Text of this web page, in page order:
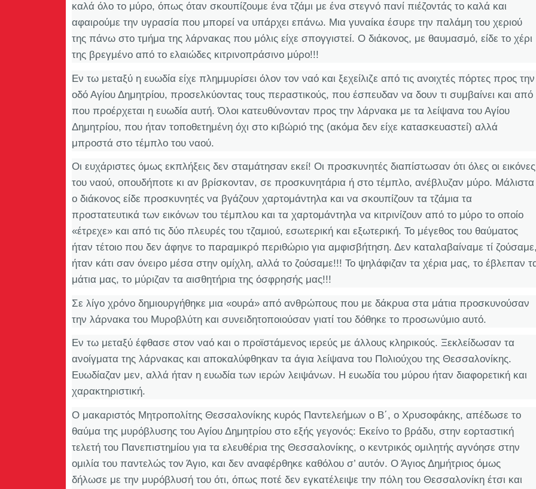
καλά όλο το μύρο, όπως όταν σκουπίζουμε ένα τζάμι με ένα στεγνό πανί πιέζοντάς το καλά και
αφαιρούμε την υγρασία που μπορεί να υπάρχει επάνω. Μια γυναίκα έσυρε την παλάμη του χεριού
της πάνω στο τμήμα της λάρνακας που μόλις είχε σπογγιστεί. Ο διάκονος, με θαυμασμό, είδε το χέρι
της βρεγμένο από το ελαιώδες κιτρινοπράσινο μύρο!!!
Εν τω μεταξύ η ευωδία είχε πλημμυρίσει όλον τον ναό και ξεχείλιζε από τις ανοιχτές πόρτες προς την
οδό Αγίου Δημητρίου, προσελκύοντας τους περαστικούς, που έσπευδαν να δουν τι συμβαίνει και από
που προέρχεται η ευωδία αυτή. Όλοι κατευθύνονταν προς την λάρνακα με τα λείψανα του Αγίου
Δημητρίου, που ήταν τοποθετημένη όχι στο κιβώριό της (ακόμα δεν είχε κατασκευαστεί) αλλά
μπροστά στο τέμπλο του ναού.
Οι ευχάριστες όμως εκπλήξεις δεν σταμάτησαν εκεί! Οι προσκυνητές διαπίστωσαν ότι όλες οι εικόνες
του ναού, οπουδήποτε κι αν βρίσκονταν, σε προσκυνητάρια ή στο τέμπλο, ανέβλυζαν μύρο. Μάλιστα
ο διάκονος είδε προσκυνητές να βγάζουν χαρτομάντηλα και να σκουπίζουν τα τζάμια τα
προστατευτικά των εικόνων του τέμπλου και τα χαρτομάντηλα να κιτρινίζουν από το μύρο το οποίο
«έτρεχε» και από τις δύο πλευρές του τζαμιού, εσωτερική και εξωτερική. Το μέγεθος του θαύματος
ήταν τέτοιο που δεν άφηνε το παραμικρό περιθώριο για αμφισβήτηση. Δεν καταλαβαίναμε τί
ήταν κάτι σαν όνειρο μέσα στην ομίχλη, αλλά το ζούσαμε!!! Το ψηλάφιζαν τα χέρια μας, το έβλεπαν
μάτια μας, το μύριζαν τα αισθητήρια της όσφρησής μας!!!
Σε λίγο χρόνο δημιουργήθηκε μια «ουρά» από ανθρώπους που με δάκρυα στα μάτια προσκυνούσαν
την λάρνακα του Μυροβλύτη και συνειδητοποιούσαν γιατί του δόθηκε το προσωνύμιο αυτό.
Εν τω μεταξύ έφθασε στον ναό και ο προϊστάμενος ιερεύς με άλλους κληρικούς. Ξεκλείδωσαν τα
ανοίγματα της λάρνακας και αποκαλύφθηκαν τα άγια λείψανα του Πολιούχου της Θεσσαλονίκης.
Ευωδίαζαν μεν, αλλά ήταν η ευωδία των ιερών λειψάνων. Η ευωδία του μύρου ήταν διαφορετική και
χαρακτηριστική.
Ο μακαριστός Μητροπολίτης Θεσσαλονίκης κυρός Παντελεήμων ο Β΄, ο Χρυσοφάκης, απέδωσε το
θαύμα της μυρόβλυσης του Αγίου Δημητρίου στο εξής γεγονός: Εκείνο το βράδυ, στην εορταστική
τελετή του Πανεπιστημίου για τα ελευθέρια της Θεσσαλονίκης, ο κεντρικός ομιλητής αγνόησε στην
ομιλία του παντελώς τον Άγιο, και δεν αναφέρθηκε καθόλου σ’ αυτόν. Ο Άγιος Δημήτριος όμως
δήλωσε με την μυρόβλυσή του ότι, όπως ποτέ δεν εγκατέλειψε την πόλη του Θεσσαλονίκη έτσι και